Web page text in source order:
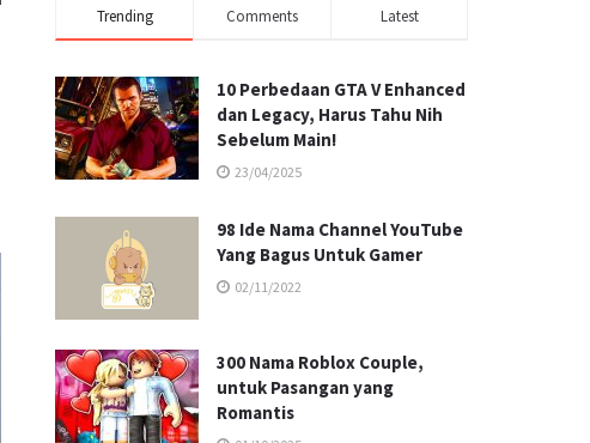
Trending Comments Latest
10 Perbedaan GTA V Enhanced
dan Legacy, Harus Tahu Nih
Sebelum Main!
23/04/2025
98 Ide Nama Channel YouTube
Yang Bagus Untuk Gamer
02/11/2022
300 Nama Roblox Couple,
untuk Pasangan yang
Romantis